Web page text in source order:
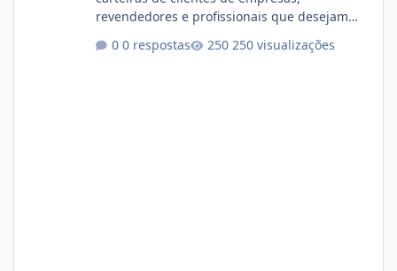
revendedores e profissionais que desejam
operação. Se você possui clientes ativos de
0 respostas 250 visualizações